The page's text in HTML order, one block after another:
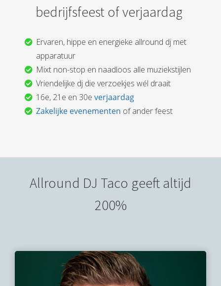
bedrijfsfeest of verjaardag
Ervaren, hippe en energieke allround dj met
apparatuur
Mixt non-stop en naadloos alle muziekstijlen
Vriendelijke dj die verzoekjes wél draait
16e, 21e en 30everjaardag
Zakelijke evenementen of ander feest
Allround DJ Taco geeft altijd
200%